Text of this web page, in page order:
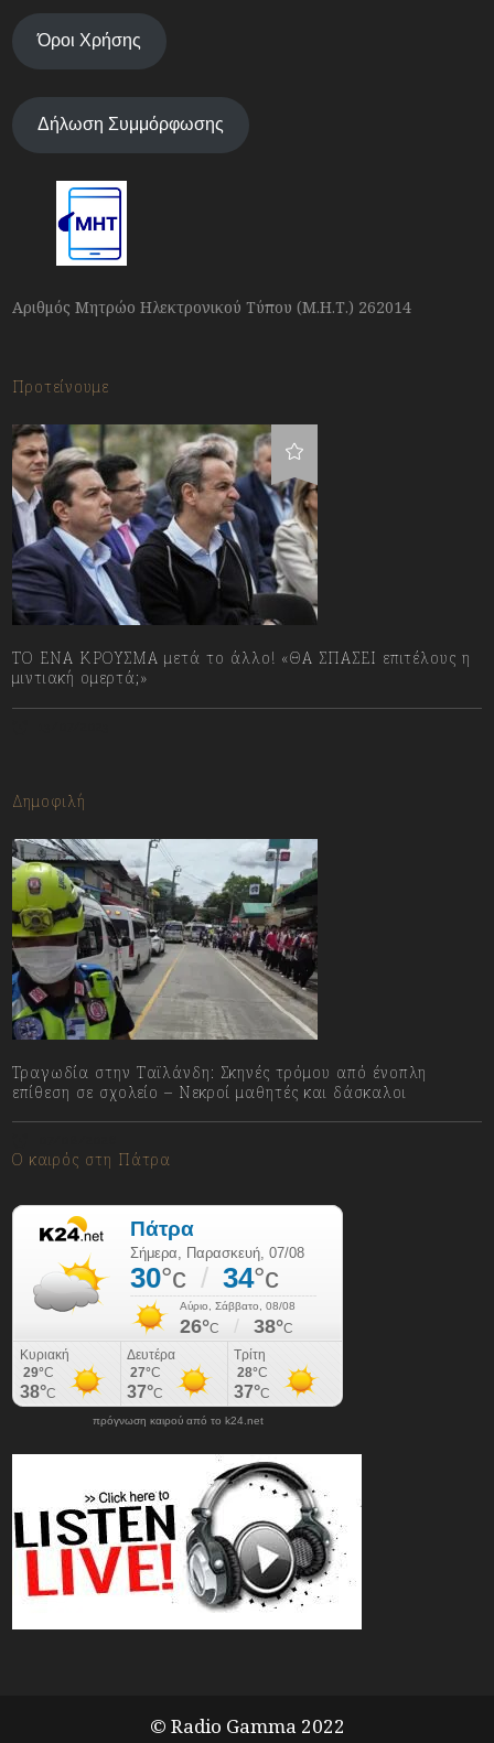
Όροι Χρήσης
Δήλωση Συμμόρφωσης
Αριθμός Μητρώο Ηλεκτρονικού Τύπου (Μ.Η.Τ.) 262014
Προτείνουμε
ΤΟ ΕΝΑ ΚΡΟΥΣΜΑ μετά το άλλο! «ΘΑ ΣΠΑΣΕΙ επιτέλους η
μιντιακή ομερτά;»
Δημοφιλή
Τραγωδία στην Ταϊλάνδη: Σκηνές τρόμου από ένοπλη
επίθεση σε σχολείο – Νεκροί μαθητές και δάσκαλοι
Ο καιρός στη Πάτρα
πρόγνωση καιρού από το k24.net
© Radio Gamma 2022